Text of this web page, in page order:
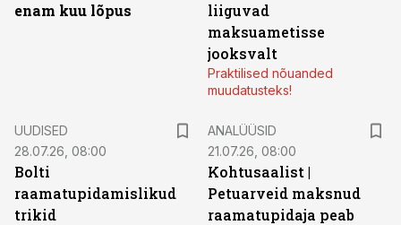
enam kuu lõpus
liiguvad
maksuametisse
jooksvalt
Praktilised nõuanded
muudatusteks!
UUDISED
28.07.26, 08:00
Bolti
raamatupidamislikud
trikid
ANALÜÜSID
21.07.26, 08:00
Kohtusaalist |
Petuarveid maksnud
raamatupidaja peab